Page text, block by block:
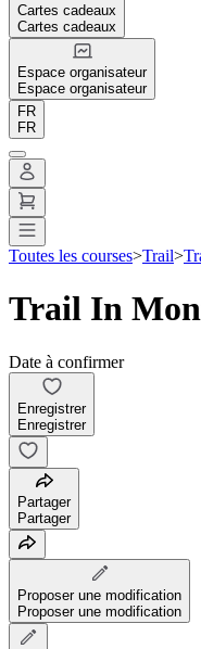
Cartes cadeaux
Cartes cadeaux
Espace organisateur
Espace organisateur
FR
FR
Toutes les courses>Trail>
Trail In
Date à confirmer
Enregistrer
Enregistrer
Partager
Partager
Proposer une modification
Proposer une modification